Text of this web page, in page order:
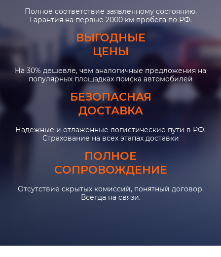
Полное соответствие заявленному состоянию.
Гарантия на первые 2000 км пробега по РФ.
ВЫГОДНЫЕ
ЦЕНЫ
На 30% дешевле, чем аналогичные предложения на
популярных площадках поиска автомобилей
БЕЗОПАСНАЯ
ДОСТАВКА
Надёжные и отлаженные логистические пути в РФ.
Страхование на всех этапах доставки
ПОЛНОЕ
СОПРОВОЖДЕНИЕ
Отсутствие скрытых комиссий, понятный договор.
Всегда на связи.